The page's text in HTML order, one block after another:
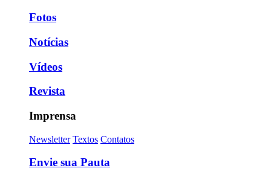
Fotos
Notícias
Vídeos
Revista
Imprensa
Newsletter Textos Contatos
Envie sua Pauta